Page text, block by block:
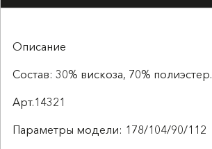
Описание
Состав: 30% вискоза, 70% полиэстер.
Арт.14321
Параметры модели: 178/104/90/112